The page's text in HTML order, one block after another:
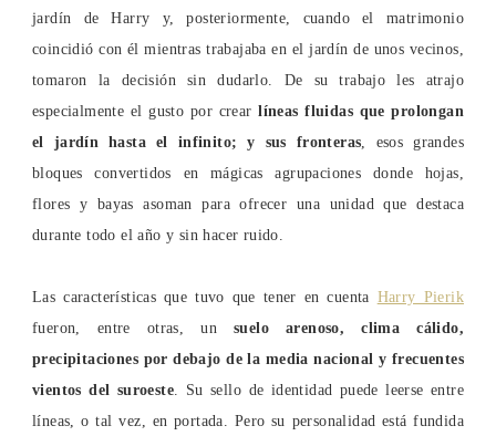
jardín de Harry y, posteriormente, cuando el matrimonio
coincidió con él mientras trabajaba en el jardín de unos vecinos,
tomaron la decisión sin dudarlo. De su trabajo les atrajo
especialmente el gusto por crearlíneas fluidas que prolongan
el jardín hasta el infinito; y sus fronteras , esos grandes
bloques convertidos en mágicas agrupaciones donde hojas,
flores y bayas asoman para ofrecer una unidad que destaca
durante todo el año y sin hacer ruido.
Las características que tuvo que tener en cuenta Harry Pierik
fueron, entre otras, un suelo arenoso, clima cálido,
precipitaciones por debajo de la media nacional y frecuentes
vientos del suroeste . Su sello de identidad puede leerse entre
líneas, o tal vez, en portada. Pero su personalidad está fundida